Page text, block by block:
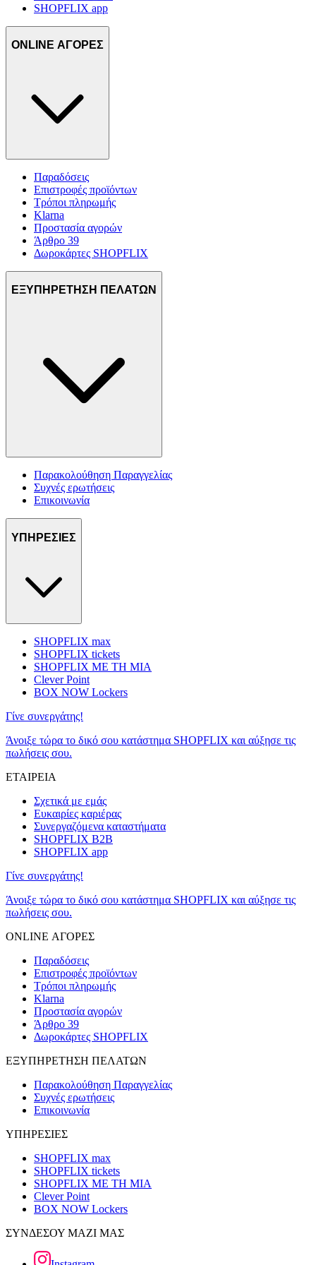
SHOPFLIX app
ONLINE ΑΓΟΡΕΣ
Παραδόσεις
Επιστροφές προϊόντων
Τρόποι πληρωμής
Klarna
Προστασία αγορών
Άρθρο 39
Δωροκάρτες SHOPFLIX
ΕΞΥΠΗΡΕΤΗΣΗ ΠΕΛΑΤΩΝ
Παρακολούθηση Παραγγελίας
Συχνές ερωτήσεις
Επικοινωνία
ΥΠΗΡΕΣΙΕΣ
SHOPFLIX max
SHOPFLIX tickets
SHOPFLIX ΜΕ ΤΗ ΜΙΑ
Clever Point
BOX NOW Lockers
Γίνε συνεργάτης!
Άνοιξε τώρα το δικό σου κατάστημα SHOPFLIX και αύξησε τις
πωλήσεις σου.
ΕΤΑΙΡΕΙΑ
Σχετικά με εμάς
Ευκαιρίες καριέρας
Συνεργαζόμενα καταστήματα
SHOPFLIX B2B
SHOPFLIX app
Γίνε συνεργάτης!
Άνοιξε τώρα το δικό σου κατάστημα SHOPFLIX και αύξησε τις
πωλήσεις σου.
ONLINE ΑΓΟΡΕΣ
Παραδόσεις
Επιστροφές προϊόντων
Τρόποι πληρωμής
Klarna
Προστασία αγορών
Άρθρο 39
Δωροκάρτες SHOPFLIX
ΕΞΥΠΗΡΕΤΗΣΗ ΠΕΛΑΤΩΝ
Παρακολούθηση Παραγγελίας
Συχνές ερωτήσεις
Επικοινωνία
ΥΠΗΡΕΣΙΕΣ
SHOPFLIX max
SHOPFLIX tickets
SHOPFLIX ΜΕ ΤΗ ΜΙΑ
Clever Point
BOX NOW Lockers
ΣΥΝΔΕΣΟΥ ΜΑΖΙ ΜΑΣ